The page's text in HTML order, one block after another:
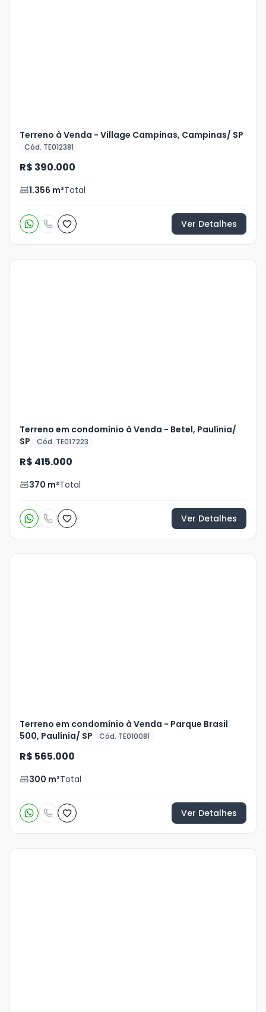
Terreno à Venda - Village Campinas, Campinas/ SP
Cód. TE012381
R$ 390.000
1.356 m²Total
Ver Detalhes
Terreno em condomínio à Venda - Betel, Paulínia/
SP
Cód. TE017223
R$ 415.000
370 m²Total
Ver Detalhes
Terreno em condomínio à Venda - Parque Brasil
500, Paulínia/ SP
Cód. TE010081
R$ 565.000
300 m²Total
Ver Detalhes